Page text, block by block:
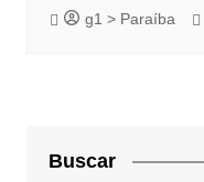
g1 > Paraíba
Buscar